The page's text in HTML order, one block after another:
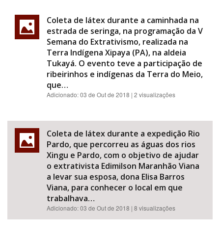
Coleta de látex durante a caminhada na
estrada de seringa, na programação da V
Semana do Extrativismo, realizada na
Terra Indígena Xipaya (PA), na aldeia
Tukayá. O evento teve a participação de
ribeirinhos e indígenas da Terra do Meio,
que…
Adicionado:03 de Out de 2018 | 2 visualizações
Coleta de látex durante a expedição Rio
Pardo, que percorreu as águas dos rios
Xingu e Pardo, com o objetivo de ajudar
o extrativista Edimilson Maranhão Viana
a levar sua esposa, dona Elisa Barros
Viana, para conhecer o local em que
trabalhava…
Adicionado:03 de Out de 2018 | 8 visualizações